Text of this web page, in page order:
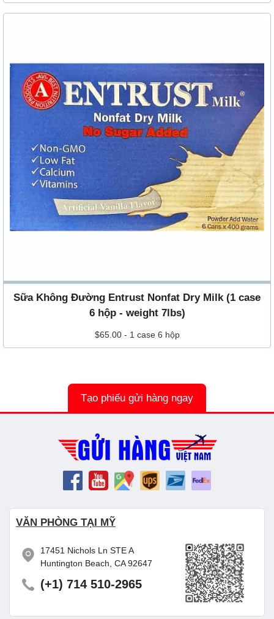
Sữa Không Đường Entrust Nonfat Dry Milk (1 case
6 hộp - weight 7lbs)
$65.00 - 1 case 6 hộp
Tạo phiếu gửi hàng ngay
VĂN PHÒNG TẠI MỸ
17451 Nichols Ln STE A
Huntington Beach, CA 92647
(+1) 714 510-2965